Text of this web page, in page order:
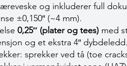
og inkluderer full
±0,150″ (~4 mm).
0,25″ (plater og tees) med
og et ekstra 4″ dybdeledd.
sprekker ved tå (toe